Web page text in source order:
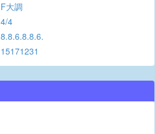
F大調
4/4
8.8.6.8.8.6.
15171231